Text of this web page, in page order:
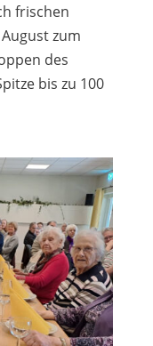
frischen
zum
des
bis zu 100